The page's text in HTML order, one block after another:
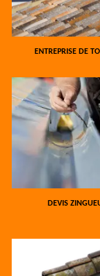
ENTREPRISE DE
DEVIS